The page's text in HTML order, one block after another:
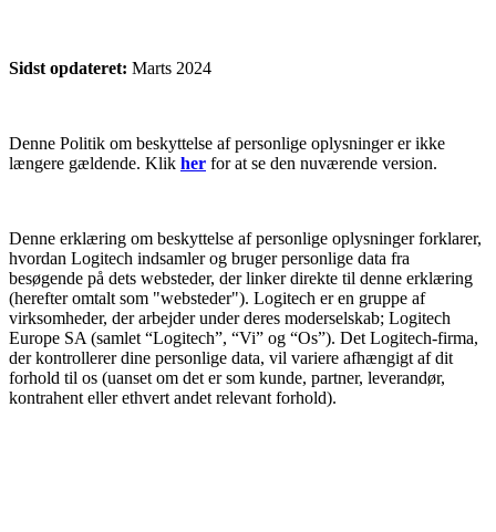
Sidst opdateret: Marts 2024
Denne Politik om beskyttelse af personlige oplysninger er ikke
længere gældende. Klik her for at se den nuværende version.
Denne erklæring om beskyttelse af personlige oplysninger forklarer,
hvordan Logitech indsamler og bruger personlige data fra
besøgende på dets websteder, der linker direkte til denne erklæring
(herefter omtalt som "websteder"). Logitech er en gruppe af
virksomheder, der arbejder under deres moderselskab; Logitech
Europe SA (samlet “Logitech”, “Vi” og “Os”). Det Logitech-firma,
der kontrollerer dine personlige data, vil variere afhængigt af dit
forhold til os (uanset om det er som kunde, partner, leverandør,
kontrahent eller ethvert andet relevant forhold).